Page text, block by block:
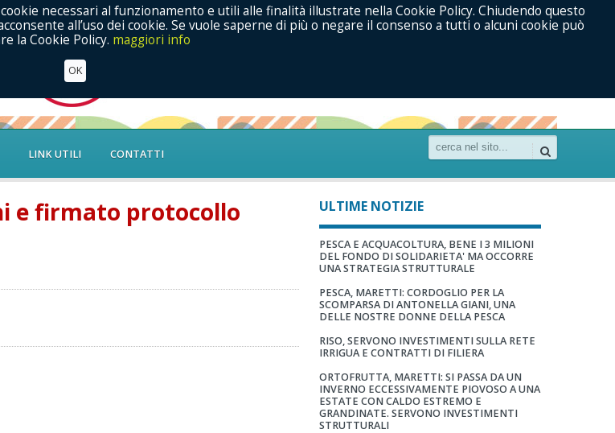
LINK UTILI CONTATTI
e firmato protocollo
ULTIME NOTIZIE
PESCA E ACQUACOLTURA, BENE I 3 MILIONI
DEL FONDO DI SOLIDARIETA' MA OCCORRE
UNA STRATEGIA STRUTTURALE
PESCA, MARETTI: CORDOGLIO PER LA
SCOMPARSA DI ANTONELLA GIANI, UNA
DELLE NOSTRE DONNE DELLA PESCA
RISO, SERVONO INVESTIMENTI SULLA RETE
IRRIGUA E CONTRATTI DI FILIERA
ORTOFRUTTA, MARETTI: SI PASSA DA UN
INVERNO ECCESSIVAMENTE PIOVOSO A UNA
ESTATE CON CALDO ESTREMO E
GRANDINATE. SERVONO INVESTIMENTI
STRUTTURALI
necessari al funzionamento e utili alle finalità illustrate nella Cookie Policy. Chiudendo questo
all’uso dei cookie. Se vuole saperne di più o negare il consenso a tutti o alcuni cookie può
la Cookie Policy. maggiori info
OK